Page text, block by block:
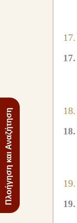
Πλοήγηση και Αναζήτηση
17.
17.
18.
18.
19.
19.